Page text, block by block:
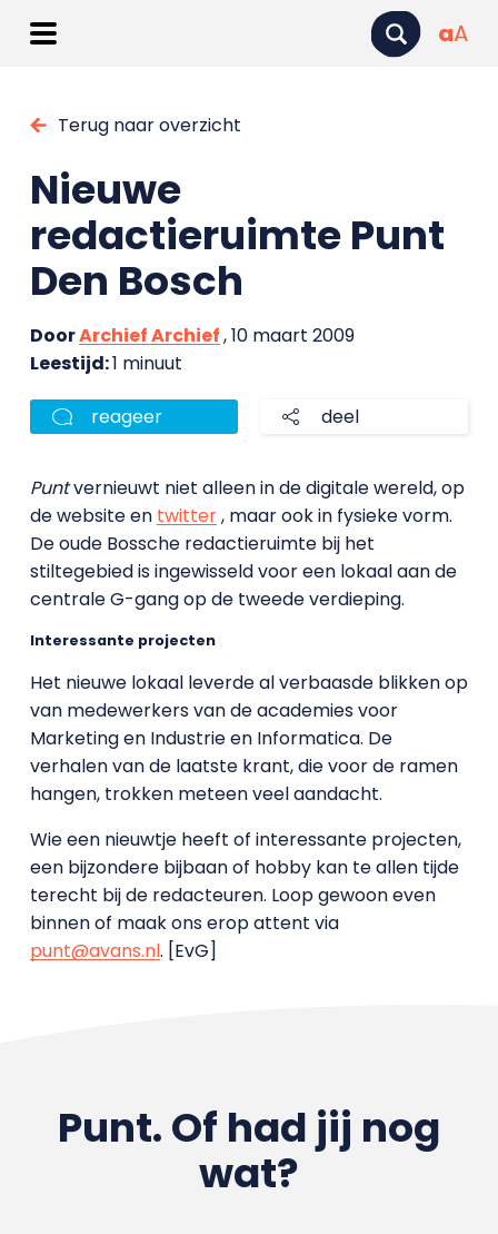
aA
Terug naar overzicht
Nieuwe
redactieruimte Punt
Den Bosch
DoorArchief Archief, 10 maart 2009
Leestijd:1 minuut
reageer deel
Puntvernieuwt niet alleen in de digitale wereld, op
de website en twitter, maar ook in fysieke vorm.
De oude Bossche redactieruimte bij het
stiltegebied is ingewisseld voor een lokaal aan de
centrale G-gang op de tweede verdieping.
Interessante projecten
Het nieuwe lokaal leverde al verbaasde blikken op
van medewerkers van de academies voor
Marketing en Industrie en Informatica. De
verhalen van de laatste krant, die voor de ramen
hangen, trokken meteen veel aandacht.
Wie een nieuwtje heeft of interessante projecten,
een bijzondere bijbaan of hobby kan te allen tijde
terecht bij de redacteuren. Loop gewoon even
binnen of maak ons erop attent via
punt@avans.nl. [EvG]
Punt. Of had jij nog
wat?